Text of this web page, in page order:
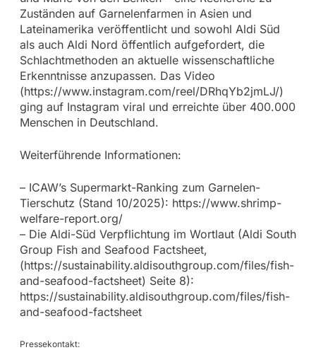
Zuständen auf Garnelenfarmen in Asien und
Lateinamerika veröffentlicht und sowohl Aldi Süd
als auch Aldi Nord öffentlich aufgefordert, die
Schlachtmethoden an aktuelle wissenschaftliche
Erkenntnisse anzupassen. Das Video
(https://www.instagram.com/reel/DRhqYb2jmLJ/)
ging auf Instagram viral und erreichte über 400.000
Menschen in Deutschland.
Weiterführende Informationen:
– ICAW’s Supermarkt-Ranking zum Garnelen-
Tierschutz (Stand 10/2025): https://www.shrimp-
welfare-report.org/
– Die Aldi-Süd Verpflichtung im Wortlaut (Aldi South
Group Fish and Seafood Factsheet,
(https://sustainability.aldisouthgroup.com/files/fish-
and-seafood-factsheet) Seite 8):
https://sustainability.aldisouthgroup.com/files/fish-
and-seafood-factsheet
Pressekontakt: